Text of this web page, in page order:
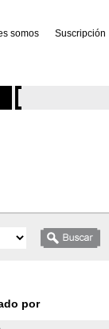
somos Suscripción
por